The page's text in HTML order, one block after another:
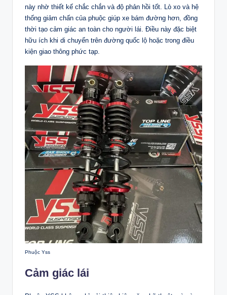
này nhờ thiết kế chắc chắn và độ phản hồi tốt. Lò xo và hệ
thống giảm chấn của phuộc giúp xe bám đường hơn, đồng
thời tạo cảm giác an toàn cho người lái. Điều này đặc biệt
hữu ích khi di chuyển trên đường quốc lộ hoặc trong điều
kiện giao thông phức tạp.
Phuộc Yss
Cảm giác lái